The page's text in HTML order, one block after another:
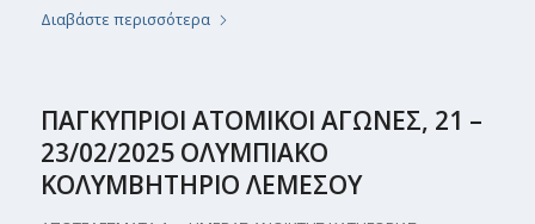
Διαβάστε περισσότερα
ΠΑΓΚΥΠΡΙΟΙ ATOMIKOI ΑΓΩΝΕΣ, 21 –
23/02/2025 ΟΛΥΜΠΙΑΚΟ
ΚΟΛΥΜΒΗΤΗΡΙΟ ΛΕΜΕΣΟΥ